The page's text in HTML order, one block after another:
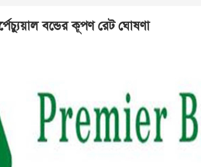
বন্ডের কূপণ রেট ঘোষণা